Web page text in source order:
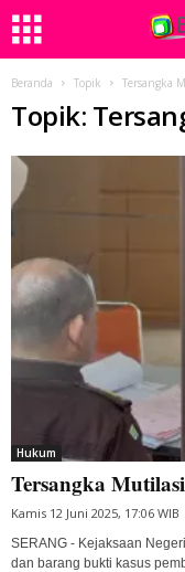
Beranda Topik Tersangka
Topik:
Hukum
Tersangka
Kamis 12 Juni 2025, 17:06 WIB
SERANG - Kejaksaan
dan barang bukti kasus